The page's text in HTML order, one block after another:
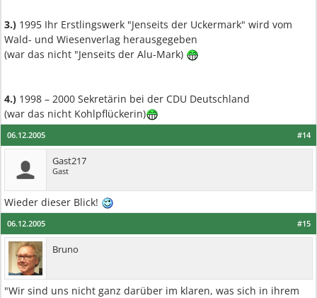
3.) 1995 Ihr Erstlingswerk "Jenseits der Uckermark" wird vom
Wald- und Wiesenverlag herausgegeben
(war das nicht "Jenseits der Alu-Mark)
4.) 1998 – 2000 Sekretärin bei der CDU Deutschland
(war das nicht Kohlpflückerin)
#14
06.12.2005
Gast217
Gast
Wieder dieser Blick!
#15
06.12.2005
Bruno
"Wir sind uns nicht ganz darüber im klaren, was sich in ihrem